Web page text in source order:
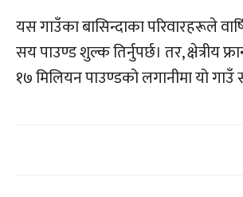
यस गाउँका बासिन्दाका परिवारहरूले
सय पाउण्ड शुल्क तिर्नुपर्छ। तर, क्षेत्रीय
१७ मिलियन पाउण्डको लगानीमा यो गाउँ